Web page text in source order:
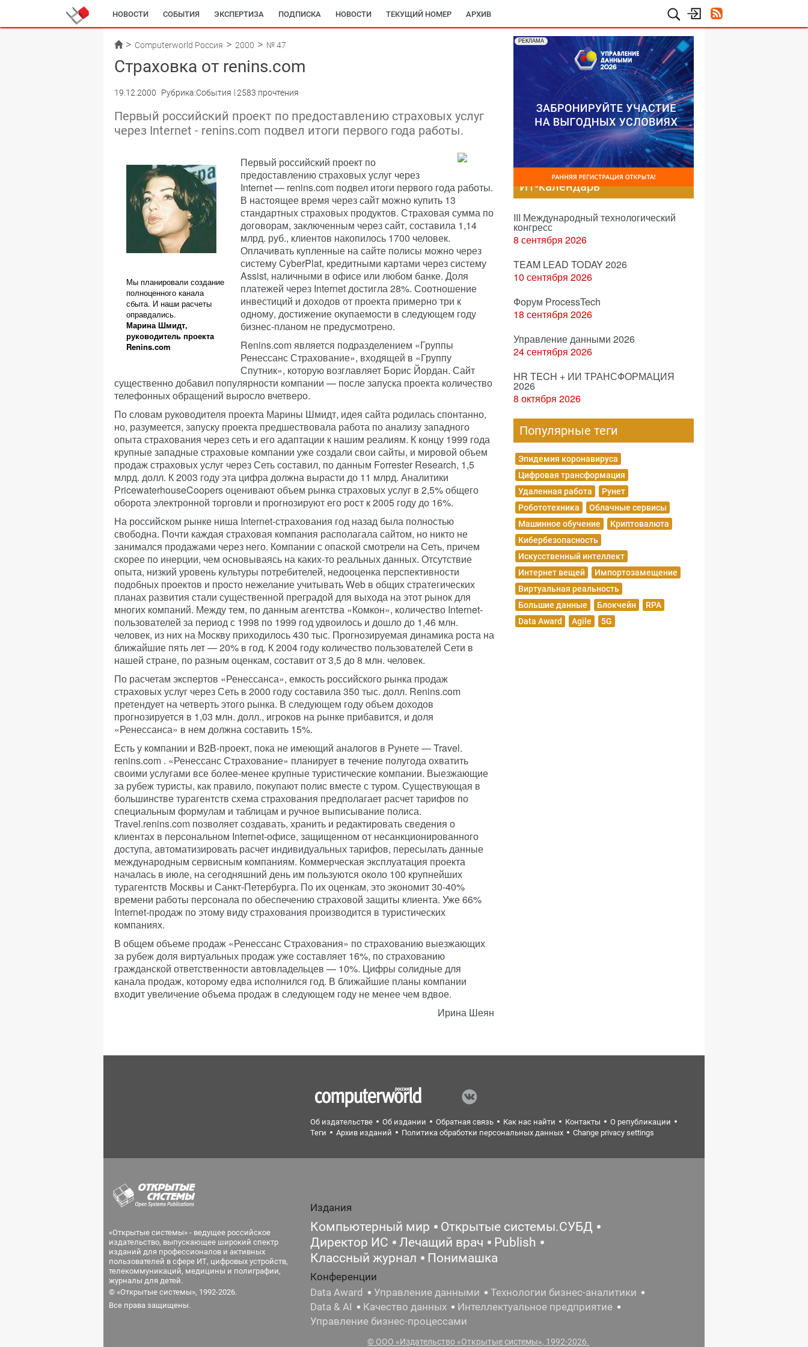
НОВОСТИ СОБЫТИЯ ЭКСПЕРТИЗА ПОДПИСКА НОВОСТИ ТЕКУЩИЙ НОМЕР АРХИВ
Computerworld Россия 2000 № 47
Страховка от renins.com
19.12.2000 Рубрика:События 2583 прочтения
Первый российский проект по предоставлению страховых услуг
через Internet - renins.com подвел итоги первого года работы.
Мы планировали создание
полноценного канала
сбыта. И наши расчеты
оправдались.
Марина Шмидт,
руководитель проекта
Renins.com
Первый российский проект по
предоставлению страховых услуг через
Internet — renins.com подвел итоги первого года работы.
В настоящее время через сайт можно купить 13
стандартных страховых продуктов. Страховая сумма по
договорам, заключенным через сайт, составила 1,14
млрд. руб., клиентов накопилось 1700 человек.
Оплачивать купленные на сайте полисы можно через
систему CyberPlat, кредитными картами через систему
Assist, наличными в офисе или любом банке. Доля
платежей через Internet достигла 28%. Соотношение
инвестиций и доходов от проекта примерно три к
одному, достижение окупаемости в следующем году
бизнес-планом не предусмотрено.
Renins.com является подразделением «Группы
Ренессанс Страхование», входящей в «Группу
Спутник», которую возглавляет Борис Йордан. Сайт
существенно добавил популярности компании — после запуска проекта количество
телефонных обращений выросло вчетверо.
По словам руководителя проекта Марины Шмидт, идея сайта родилась спонтанно,
но, разумеется, запуску проекта предшествовала работа по анализу западного
опыта страхования через сеть и его адаптации к нашим реалиям. К концу 1999 года
крупные западные страховые компании уже создали свои сайты, и мировой объем
продаж страховых услуг через Сеть составил, по данным Forrester Research, 1,5
млрд. долл. К 2003 году эта цифра должна вырасти до 11 млрд. Аналитики
РricewaterhouseCoopers оценивают объем рынка страховых услуг в 2,5% общего
оборота электронной торговли и прогнозируют его рост к 2005 году до 16%.
На российском рынке ниша Internet-страхования год назад была полностью
свободна. Почти каждая страховая компания располагала сайтом, но никто не
занимался продажами через него. Компании с опаской смотрели на Сеть, причем
скорее по инерции, чем основываясь на каких-то реальных данных. Отсутствие
опыта, низкий уровень культуры потребителей, недооценка перспективности
подобных проектов и просто нежелание учитывать Web в общих стратегических
планах развития стали существенной преградой для выхода на этот рынок для
многих компаний. Между тем, по данным агентства «Комкон», количество Internet-
пользователей за период с 1998 по 1999 год удвоилось и дошло до 1,46 млн.
человек, из них на Москву приходилось 430 тыс. Прогнозируемая динамика роста на
ближайшие пять лет — 20% в год. К 2004 году количество пользователей Сети в
нашей стране, по разным оценкам, составит от 3,5 до 8 млн. человек.
По расчетам экспертов «Ренессанса», емкость российского рынка продаж
страховых услуг через Сеть в 2000 году составила 350 тыс. долл. Renins.com
претендует на четверть этого рынка. В следующем году объем доходов
прогнозируется в 1,03 млн. долл., игроков на рынке прибавится, и доля
«Ренессанса» в нем должна составить 15%.
Есть у компании и В2В-проект, пока не имеющий аналогов в Рунете — Travel.
renins.com . «Ренессанс Страхование» планирует в течение полугода охватить
своими услугами все более-менее крупные туристические компании. Выезжающие
за рубеж туристы, как правило, покупают полис вместе с туром. Существующая в
большинстве турагентств схема страхования предполагает расчет тарифов по
специальным формулам и таблицам и ручное выписывание полиса.
Travel.renins.com позволяет создавать, хранить и редактировать сведения о
клиентах в персональном Internet-офисе, защищенном от несанкционированного
доступа, автоматизировать расчет индивидуальных тарифов, пересылать данные
международным сервисным компаниям. Коммерческая эксплуатация проекта
началась в июле, на сегодняшний день им пользуются около 100 крупнейших
турагентств Москвы и Санкт-Петербурга. По их оценкам, это экономит 30-40%
времени работы персонала по обеспечению страховой защиты клиента. Уже 66%
Internet-продаж по этому виду страхования производится в туристических
компаниях.
В общем объеме продаж «Ренессанс Страхования» по страхованию выезжающих
за рубеж доля виртуальных продаж уже составляет 16%, по страхованию
гражданской ответственности автовладельцев — 10%. Цифры солидные для
канала продаж, которому едва исполнился год. В ближайшие планы компании
входит увеличение объема продаж в следующем году не менее чем вдвое.
Ирина Шеян
РЕКЛАМА
ИТ-календарь
III Международный технологический
конгресс
8 сентября 2026
TEAM LEAD TODAY 2026
10 сентября 2026
Форум ProcessTech
18 сентября 2026
Управление данными 2026
24 сентября 2026
HR TECH + ИИ ТРАНСФОРМАЦИЯ
2026
8 октября 2026
Популярные теги
Эпидемия коронавируса
Цифровая трансформация
Удаленная работа
Рунет
Робототехника
Облачные сервисы
Машинное обучение
Криптовалюта
Кибербезопасность
Искусственный интеллект
Интернет вещей
Импортозамещение
Виртуальная реальность
Большие данные
Блокчейн
RPA
Data Award
Agile 5G
Об издательстве Об издании Обратная связь Как нас найти Контакты
О републикации
Теги
Архив изданий Политика обработки персональных данных Change privacy settings
«Открытые системы» - ведущее российское
издательство, выпускающее широкий спектр
изданий для профессионалов и активных
пользователей в сфере ИТ, цифровых устройств,
телекоммуникаций, медицины и полиграфии,
журналы для детей.
© «Открытые системы», 1992-2026.
Все права защищены.
Издания
Компьютерный мир
Открытые системы.СУБД
Директор ИС
Лечащий врач
Publish
Классный журнал
Понимашка
Конференции
Data Award
Управление данными
Технологии бизнес-аналитики
Data & AI
Качество данных
Интеллектуальное предприятие
Управление бизнес-процессами
© ООО «Издательство «Открытые системы», 1992-2026.